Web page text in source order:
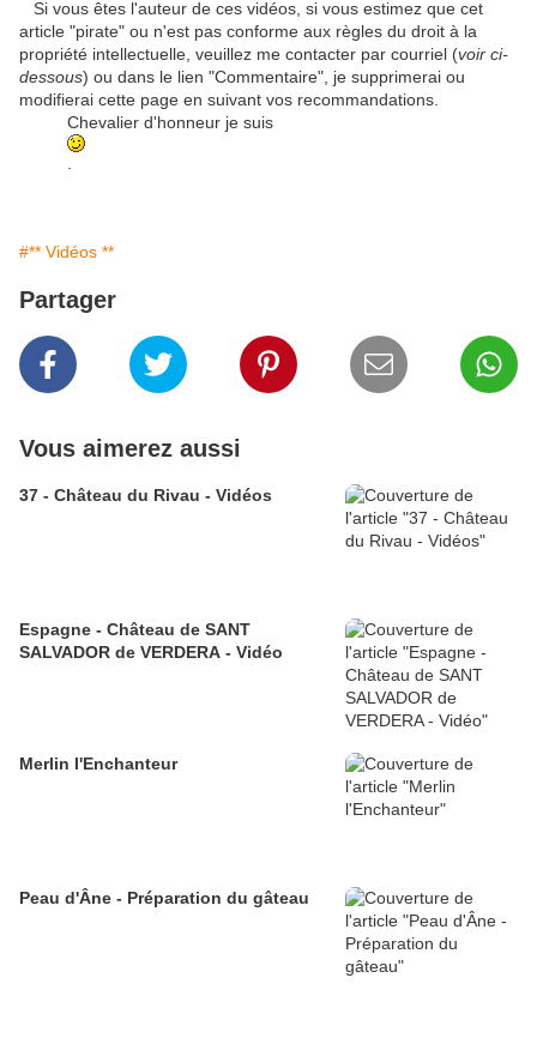
Si vous êtes l'auteur de ces vidéos, si vous estimez que cet
article "pirate" ou n'est pas conforme aux règles du droit à la
propriété intellectuelle, veuillez me contacter par courriel (voir ci-
dessous) ou dans le lien "Commentaire", je supprimerai ou
modifierai cette page en suivant vos recommandations.
Chevalier d'honneur je suis
#** Vidéos **
Partager
Vous aimerez aussi
37 - Château du Rivau - Vidéos
Espagne - Château de SANT
SALVADOR de VERDERA - Vidéo
Merlin l'Enchanteur
Peau d'Âne - Préparation du gâteau